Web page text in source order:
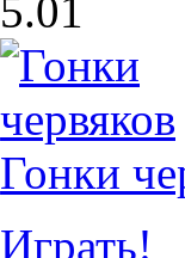
5.01
Гонки
Играть!